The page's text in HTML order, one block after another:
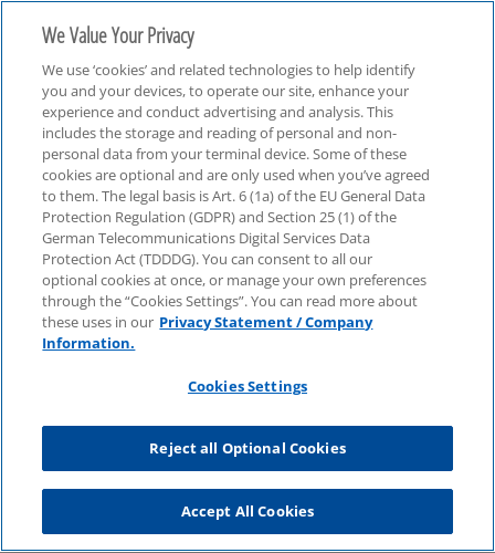
Technologie, Medien & Telekommunikation (TMT)
We Value Your Privacy
We use ‘cookies’ and related technologies to help identify
you and your devices, to operate our site, enhance your
experience and conduct advertising and analysis. This
includes the storage and reading of personal and non-
personal data from your terminal device. Some of these
cookies are optional and are only used when you’ve agreed
to them. The legal basis is Art. 6 (1a) of the EU General Data
Protection Regulation (GDPR) and Section 25 (1) of the
German Telecommunications Digital Services Data
Protection Act (TDDDG). You can consent to all our
optional cookies at once, or manage your own preferences
through the “Cookies Settings”. You can read more about
these uses in our Privacy Statement / Company
Information.
Cookies Settings
Reject all Optional Cookies
Accept All Cookies